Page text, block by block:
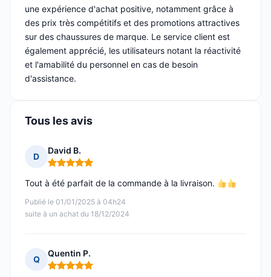
une expérience d'achat positive, notamment grâce à
des prix très compétitifs et des promotions attractives
sur des chaussures de marque. Le service client est
également apprécié, les utilisateurs notant la réactivité
et l'amabilité du personnel en cas de besoin
d'assistance.
Tous les avis
D
David B.
Note : 5 sur 5
Publié le 01/01/2025 à 04h24
suite à un achat du 18/12/2024
Tout à été parfait de la commande à la livraison.
Q
Quentin P.
Note : 5 sur 5